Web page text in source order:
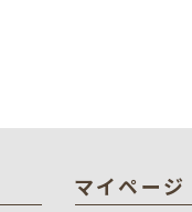
マイページ